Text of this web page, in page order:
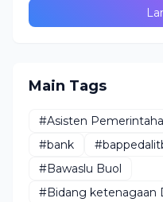
Main Tags
#Asisten
#bank
#Bawaslu Buol
#Bidang ketenagaan